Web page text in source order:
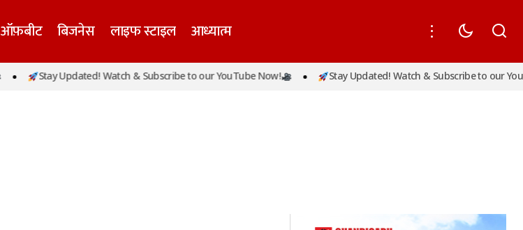
ऑफ़बीट बिजनेस लाइफ स्टाइल आध्यात्म
Stay Updated! Watch & Subscribe to our YouTube Now! Stay Updated! Watch & Subscribe to our